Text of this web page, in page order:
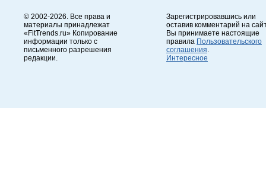
© 2002-2026. Все права и
материалы принадлежат
«FitTrends.ru» Копирование
информации только с
письменного разрешения
редакции.
Зарегистрировавшись или
оставив комментарий на
Вы принимаете настоящие
правила Пользовательского
соглашения
Интересное